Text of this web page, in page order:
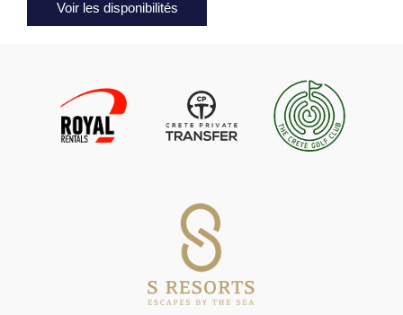
Voir les disponibilités